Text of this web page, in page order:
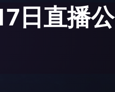
日直播公